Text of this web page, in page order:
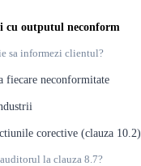
cu outputul neconform
sa informezi clientul?
fiecare neconformitate
corective (clauza 10.2)
la clauza 8.7?